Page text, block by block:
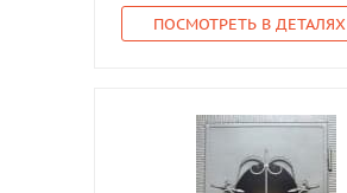
ПОСМОТРЕТЬ В ДЕТАЛЯХ